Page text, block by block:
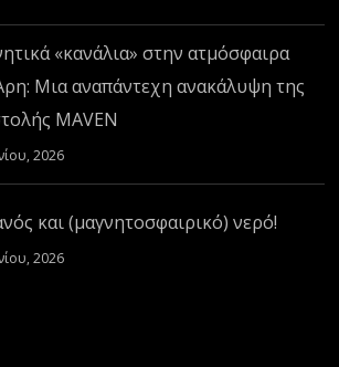
«κανάλια» στην ατμόσφαιρα
Μια αναπάντεχη ανακάλυψη της
MAVEN
2026
και (μαγνητοσφαιρικό) νερό!
2026